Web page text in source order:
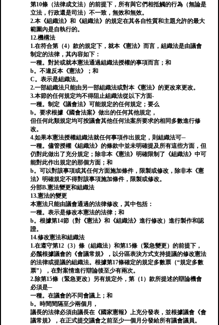
第10條（法律成文法）的前提下，所有與它們相抵觸的行為（無論是
立法，行政還是司法）不一致，無效和無效。
2.本《組織法》和《組織法》的規定在其各自性質和主題允許的最大
範圍內是自執行的。
12.機構法
1.在符合第（4）款的規定下，就本《憲法》而言，組織法是由議會
制定的法律，其內容如下：
一種。對於或就本憲法通過組織法授權的事項而言；和
b。不違反本《憲法》；和
C。表示是組織法。
2.一部組織法只能由另一部組織法或對本《憲法》的更改來更改。
3.本節的任何規定均不得阻止組織法從以下方面-
一種。制定《議會法》可能規定的任何規定；要么
b。要求根據《國會法案》做出的任何其他規定，
但任何此類規定均可按議會其他任何法案所要求的相同多數進行修
改。
4.如果本憲法授權組織法就任何事項作出規定，則組織法可─
一種。儘管授權《組織法》的條款中並未明確提及所有這些方面，但
仍對此做出了充分規定；除非本《憲法》明確限制了《組織法​​》中可
能對此作出規定的那個方面；和
b。可以對該事項或其任何方面施加條件，限製或修改，除非本《憲
法》明確規定不得對該事項施加條件，限製或修改。
分部B.憲法變更和組織法
13.憲法的變更
本憲法只能由議會通過的法律修改，其中包括：
一種。表示是修改本憲法的法律；和
b。根據第14節（對《憲法》和《組織法》進行修改）進行製作和認
證。
14.修改憲法和組織法
1.在遵守第12（3）條（組織法）和第15條（緊急變更）的前提下，
必鬚根據議會的《會議常規》，以分區表決方式支持提議的修改憲法
的法律或提議的組織法。根據第17條確定的規定多數票（“規定多數
票”），在對案情進行辯論後至少有兩次。
2.除第15條（緊急更改）另有規定外，第（1）款所提述的辯論機會
必須是─
一種。在議會的不同會議上；和
b。時間間隔至少兩個月，
議長的法律必須由議長在《國家憲報》上充分發表，並根據議會《會
議常規》，在正式提交議會之前至少一個月分發給所有議會議員。